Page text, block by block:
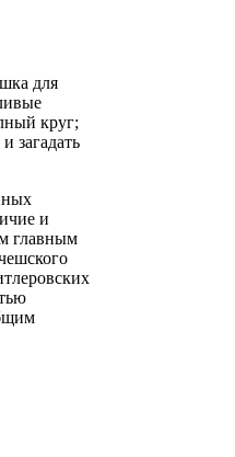
для
круг;
и загадать
и
главным